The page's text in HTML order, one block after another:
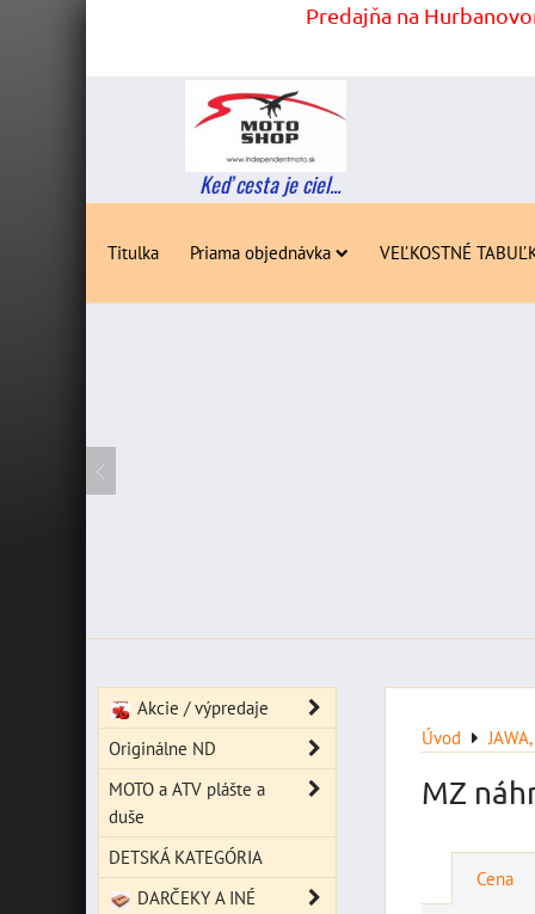
Predajňa na
Keď cesta je ciel...
Titulka Priama objednávka VEĽKOSTNÉ
Úvod
MZ
Cena
Akcie / výpredaje
Originálne ND
MOTO a ATV plášte a
duše
DETSKÁ KATEGÓRIA
DARČEKY A INÉ